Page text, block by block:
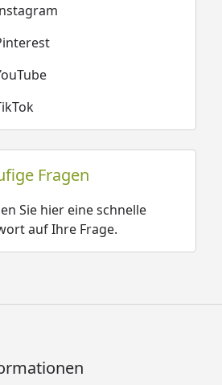
Fragen
Sie hier eine schnelle
auf Ihre Frage.